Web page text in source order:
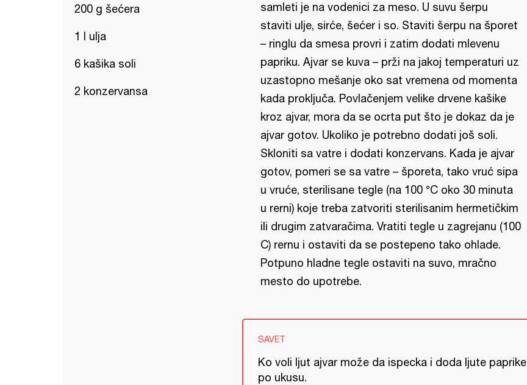
200 g šećera
1 l ulja
6 kašika soli
2 konzervansa
samleti je na vodenici za meso. U suvu šerpu
staviti ulje, sirće, šećer i so. Staviti šerpu na šporet
– ringlu da smesa provri i zatim dodati mlevenu
papriku. Ajvar se kuva – prži na jakoj temperaturi uz
uzastopno mešanje oko sat vremena od momenta
kada proključa. Povlačenjem velike drvene kašike
kroz ajvar, mora da se ocrta put što je dokaz da je
ajvar gotov. Ukoliko je potrebno dodati još soli.
Skloniti sa vatre i dodati konzervans. Kada je ajvar
gotov, pomeri se sa vatre – šporeta, tako vruć sipa
u vruće, sterilisane tegle (na 100 °C oko 30 minuta
u rerni) koje treba zatvoriti sterilisanim hermetičkim
ili drugim zatvaračima. Vratiti tegle u zagrejanu (100
C) rernu i ostaviti da se postepeno tako ohlade.
Potpuno hladne tegle ostaviti na suvo, mračno
mesto do upotrebe.
SAVET
Ko voli ljut ajvar može da ispecka i doda ljute paprike
po ukusu.